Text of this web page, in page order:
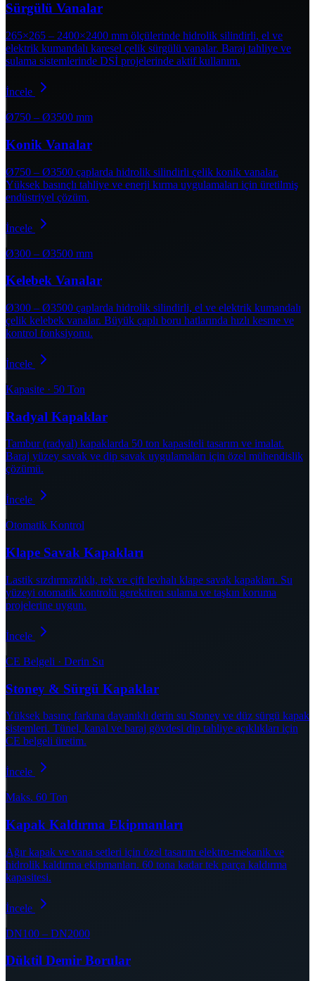
Sürgülü Vanalar
265×265 – 2400×2400 mm ölçülerinde hidrolik silindirli, el ve
elektrik kumandalı karesel çelik sürgülü vanalar. Baraj tahliye ve
sulama sistemlerinde DSİ projelerinde aktif kullanım.
İncele
Ø750 – Ø3500 mm
Konik Vanalar
Ø750 – Ø3500 çaplarda hidrolik silindirli çelik konik vanalar.
Yüksek basınçlı tahliye ve enerji kırma uygulamaları için üretilmiş
endüstriyel çözüm.
İncele
Ø300 – Ø3500 mm
Kelebek Vanalar
Ø300 – Ø3500 çaplarda hidrolik silindirli, el ve elektrik kumandalı
çelik kelebek vanalar. Büyük çaplı boru hatlarında hızlı kesme ve
kontrol fonksiyonu.
İncele
Kapasite · 50 Ton
Radyal Kapaklar
Tambur (radyal) kapaklarda 50 ton kapasiteli tasarım ve imalat.
Baraj yüzey savak ve dip savak uygulamaları için özel mühendislik
çözümü.
İncele
Otomatik Kontrol
Klape Savak Kapakları
Lastik sızdırmazlıklı, tek ve çift levhalı klape savak kapakları. Su
yüzeyi otomatik kontrolü gerektiren sulama ve taşkın koruma
projelerine uygun.
İncele
CE Belgeli · Derin Su
Stoney & Sürgü Kapaklar
Yüksek basınç farkına dayanıklı derin su Stoney ve düz sürgü kapak
sistemleri. Tünel, kanal ve baraj gövdesi dip tahliye açıklıkları için
CE belgeli üretim.
İncele
Maks. 60 Ton
Kapak Kaldırma Ekipmanları
Ağır kapak ve vana setleri için özel tasarım elektro-mekanik ve
hidrolik kaldırma ekipmanları. 60 tona kadar tek parça kaldırma
kapasitesi.
İncele
DN100 – DN2000
Düktil Demir Borular